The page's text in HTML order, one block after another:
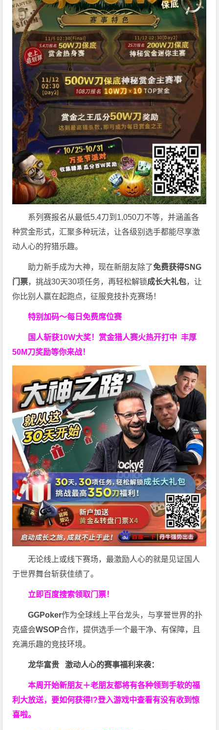
系列赛报名从最低5.4刀到1,050刀不等，并涵盖各
种赏金形式，汇聚多种玩法，让各级别选手都能尽享激
动人心的狩猎乐趣。
助力新手成为大神，现在新朋友除了免费获得SNG
门票，挑战30天30项任务，再轻松解锁成长大礼包，让
你比别人赢在起跑点，征服竞技扑克赛场！
特别加码～每日免费席位赛
国人斩获10W大奖！ 赏金猎人赛火热开打中 丰厚
50M刀奖励等你来战！
无论线上或线下赛场，最激励人心的就是见证国人
于世界舞台斩获佳绩了。
立即百度搜索领取门票！
GGPoker作为全球线上平台龙头，与享誉世界的扑
克盛会WSOP合作，提供选手一个最干净、有保障，且
充满乐趣的竞技环境。
龙华富贵 激动人心的赛事福利来袭：
本周开始新朋友＋老朋友都将有各种领到手软的福
利大放送，要如何获得!?登入游戏中查看有没有收到惊
喜啦。